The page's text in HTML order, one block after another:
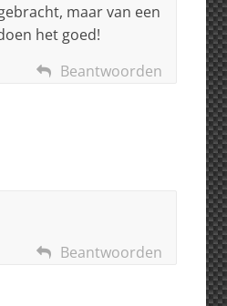
maar van een
het goed!
Beantwoorden
Beantwoorden